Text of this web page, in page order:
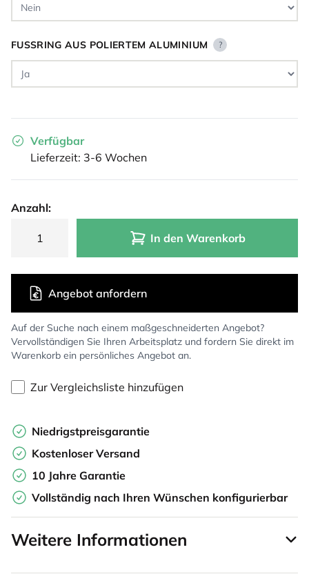
FUSSRING AUS POLIERTEM ALUMINIUM ?
Verfügbar
Lieferzeit: 3-6 Wochen
Anzahl:
In den Warenkorb
Auf der Suche nach einem maßgeschneiderten Angebot?
Vervollständigen Sie Ihren Arbeitsplatz und fordern Sie direkt im
Warenkorb ein persönliches Angebot an.
Angebot anfordern
Zur Vergleichsliste hinzufügen
Niedrigstpreisgarantie
Kostenloser Versand
10 Jahre Garantie
Vollständig nach Ihren Wünschen konfigurierbar
Weitere Informationen